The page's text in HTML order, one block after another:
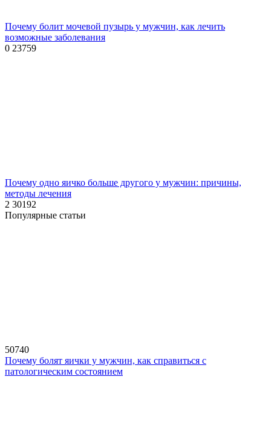
Почему болит мочевой пузырь у мужчин, как лечить
возможные заболевания
0 23759
Почему одно яичко больше другого у мужчин: причины,
методы лечения
2 30192
Популярные статьи
50740
Почему болят яички у мужчин, как справиться с
патологическим состоянием